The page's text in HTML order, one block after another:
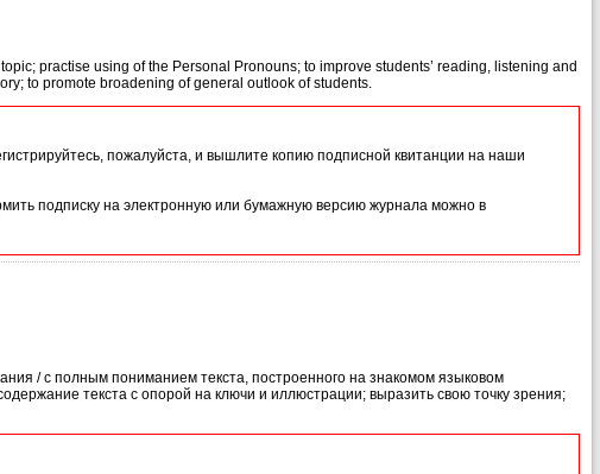
practise using of the Personal Pronouns; to improve students’ reading, listening and
to promote broadening of general outlook of students.
пожалуйста, и вышлите копию подписной квитанции на наши
подписку на электронную или бумажную версию журнала можно в
/ с полным пониманием текста, построенного на знакомом языковом
текста с опорой на ключи и иллюстрации; выразить свою точку зрения;